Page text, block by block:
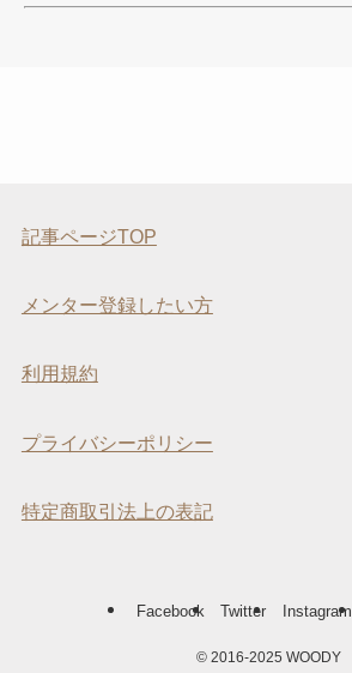
記事ページTOP
メンター登録したい方
利用規約
プライバシーポリシー
特定商取引法上の表記
Facebook Twitter Instagram
©2016-2025 WOODY